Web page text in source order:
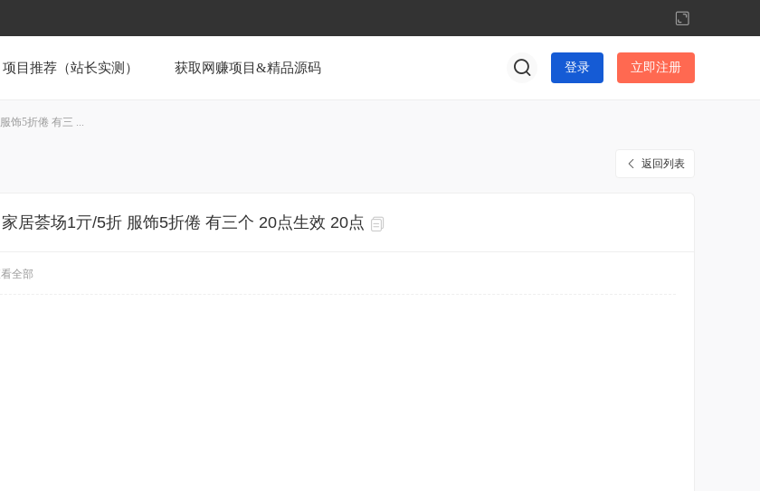
切
换
到
宽
项目推荐（站长实测） 获取网赚项目&精品源码 登录 立即注册
饰5折倦 有三 ...
返回列表
居荟场1亓/5折 服饰5折倦 有三个 20点生效 20点
全部